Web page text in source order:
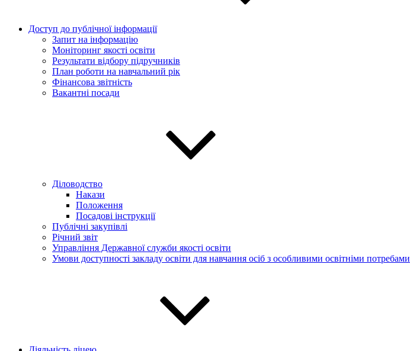
Доступ до публічної інформації
Запит на інформацію
Моніторинг якості освіти
Результати відбору підручників
План роботи на навчальний рік
Фінансова звітність
Вакантні посади
Діловодство
Накази
Положення
Посадові інструкції
Публічні закупівлі
Річний звіт
Управління Державної служби якості освіти
Умови доступності закладу освіти для навчання осіб з особливими освітніми потребами